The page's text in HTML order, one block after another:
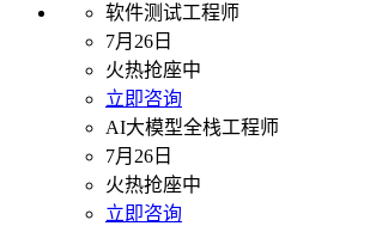
软件测试工程师
7月26日
火热抢座中
立即咨询
AI大模型全栈工程师
7月26日
火热抢座中
立即咨询